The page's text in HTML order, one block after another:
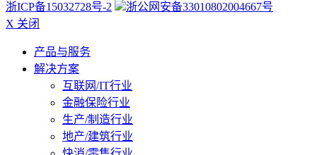
浙ICP备15032728号-2
浙公网安备33010802004667号
X 关闭
产品与服务
解决方案
互联网/IT行业
金融保险行业
生产/制造行业
地产/建筑行业